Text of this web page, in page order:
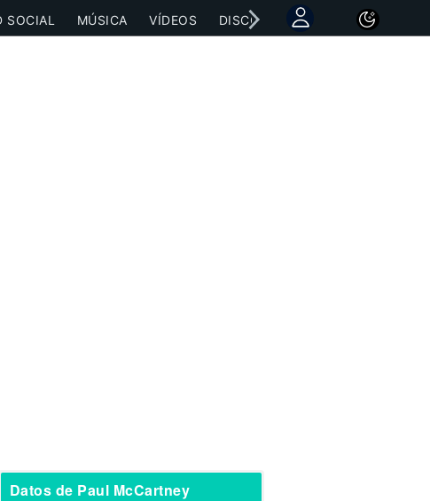
SOCIAL MÚSICA VÍDEOS DISCOGRAFÍAS CONCIERTOS
Datos de Paul McCartney